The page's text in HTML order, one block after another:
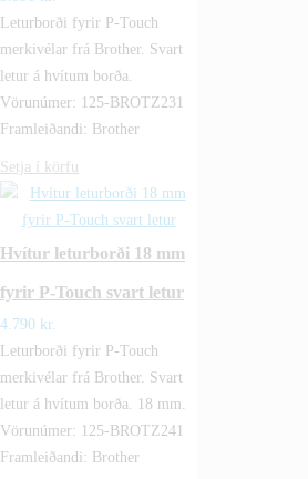
Leturborði fyrir P-Touch
merkivélar frá Brother. Svart
letur á hvítum borða.
Vörunúmer: 125-BROTZ231
Framleiðandi: Brother
Setja í körfu
Hvítur leturborði 18 mm
fyrir P-Touch svart letur
4.790 kr.
Leturborði fyrir P-Touch
merkivélar frá Brother. Svart
letur á hvítum borða. 18 mm.
Vörunúmer: 125-BROTZ241
Framleiðandi: Brother